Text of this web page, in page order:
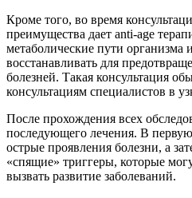
Кроме того, во время
преимущества дает anti-age
метаболические пути организма
восстанавливать для
болезней. Такая консультация
консультациям специалистов в
После прохождения всех
последующего лечения. В
острые проявления болезни, а
«спящие» триггеры, которые
вызвать развитие заболеваний.